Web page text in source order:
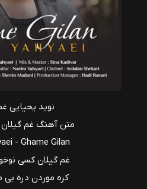
نوید یحیایی
متن آهنگ غم گیلان
- Ghame Gilan
غم گیلان کسی
کره موردن دره بی